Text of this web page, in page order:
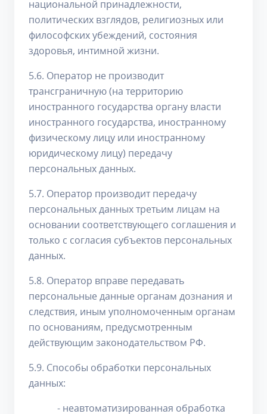
национальной принадлежности,
политических взглядов, религиозных или
философских убеждений, состояния
здоровья, интимной жизни.
5.6. Оператор не производит
трансграничную (на территорию
иностранного государства органу власти
иностранного государства, иностранному
физическому лицу или иностранному
юридическому лицу) передачу
персональных данных.
5.7. Оператор производит передачу
персональных данных третьим лицам на
основании соответствующего соглашения и
только с согласия субъектов персональных
данных.
5.8. Оператор вправе передавать
персональные данные органам дознания и
следствия, иным уполномоченным органам
по основаниям, предусмотренным
действующим законодательством РФ.
5.9. Способы обработки персональных
данных:
- неавтоматизированная обработка